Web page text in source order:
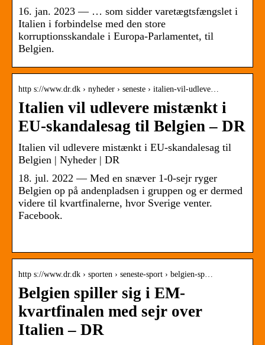
16. jan. 2023 — … som sidder varetægtsfængslet i
Italien i forbindelse med den store
korruptionsskandale i Europa-Parlamentet, til
Belgien.
http s://www.dr.dk › nyheder › seneste › italien-vil-udleve…
Italien vil udlevere mistænkt i
EU-skandalesag til Belgien – DR
Italien vil udlevere mistænkt i EU-skandalesag til
Belgien | Nyheder | DR
18. jul. 2022 — Med en snæver 1-0-sejr ryger
Belgien op på andenpladsen i gruppen og er dermed
videre til kvartfinalerne, hvor Sverige venter.
Facebook.
http s://www.dr.dk › sporten › seneste-sport › belgien-sp…
Belgien spiller sig i EM-
kvartfinalen med sejr over
Italien – DR